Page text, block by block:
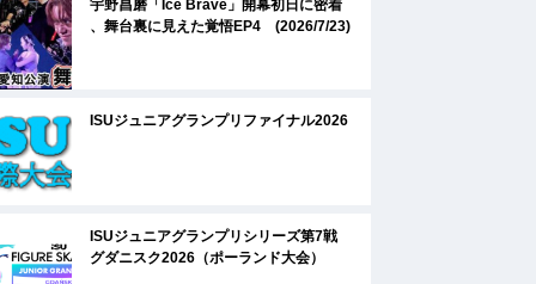
宇野昌磨「Ice Brave」開幕初日に密着
、舞台裏に見えた覚悟EP4 (2026/7/23)
ISUジュニアグランプリファイナル2026
ISUジュニアグランプリシリーズ第7戦
グダニスク2026（ポーランド大会）